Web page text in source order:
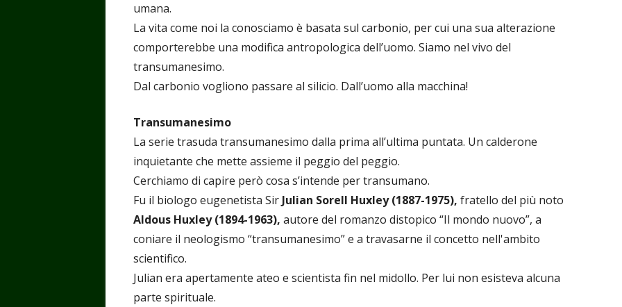
umana.
La vita come noi la conosciamo è basata sul carbonio, per cui una sua alterazione
comporterebbe una modifica antropologica dell’uomo. Siamo nel vivo del
transumanesimo.
Dal carbonio vogliono passare al silicio. Dall’uomo alla macchina!
Transumanesimo
La serie trasuda transumanesimo dalla prima all’ultima puntata. Un calderone
inquietante che mette assieme il peggio del peggio.
Cerchiamo di capire però cosa s’intende per transumano.
Fu il biologo eugenetista Sir Julian Sorell Huxley (1887-1975), fratello del più noto
Aldous Huxley (1894-1963), autore del romanzo distopico “Il mondo nuovo”, a
coniare il neologismo “transumanesimo” e a travasarne il concetto nell'ambito
scientifico.
Julian era apertamente ateo e scientista fin nel midollo. Per lui non esisteva alcuna
parte spirituale.